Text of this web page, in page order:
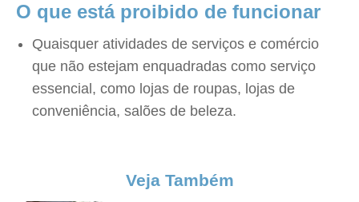
O que está proibido de funcionar
Quaisquer atividades de serviços e comércio
que não estejam enquadradas como serviço
essencial, como lojas de roupas, lojas de
conveniência, salões de beleza.
Veja Também